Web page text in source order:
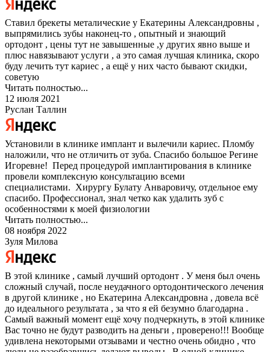
Ставил брекеты металические у Екатерины Александровны ,
выпрямились зубы наконец-то , опытный и знающий
ортодонт , цены тут не завышенные ,у других явно выше и
плюс навязывают услуги , а это самая лучшая клиника, скоро
буду лечить тут кариес , а ещё у них часто бывают скидки,
советую
Читать полностью...
12 июля 2021
Руслан Таллин
Установили в клинике имплант и вылечили кариес. Пломбу
наложили, что не отличить от зуба. Спасибо большое Регине
Игоревне! Перед процедурой имплантирования в клинике
провели комплексную консультацию всеми
специалистами. Хирургу Булату Анваровичу, отдельное ему
спасибо. Профессионал, знал четко как удалить зуб с
особенностями к моей физиологии
Читать полностью...
08 ноября 2022
Зуля Милова
В этой клинике , самый лучший ортодонт . У меня был очень
сложный случай, после неудачного ортодонтического лечения
в другой клинике , но Екатерина Александровна , довела всё
до идеального результата , за что я ей безумно благодарна .
Самый важный момент ещё хочу подчеркнуть, в этой клинике
Вас точно не будут разводить на деньги , проверено!!! Вообще
удивлена некоторыми отзывами и честно очень обидно , что